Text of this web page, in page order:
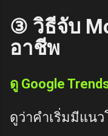
③ วิธีจับ
อาชีพ
ดู Google
ดูว่าคำเริ่มมีแน